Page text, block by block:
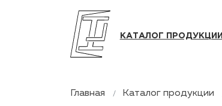
КАТАЛОГ ПРОДУКЦИИ
Главная Каталог продукции